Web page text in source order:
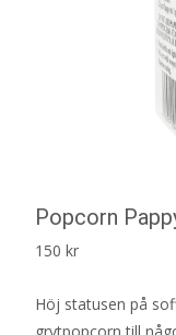
Popcorn
150 kr
Höj statusen på
grytpopcorn till